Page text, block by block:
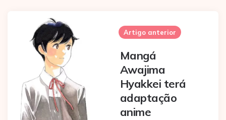
navigation
Artigo anterior
Mangá
Awajima
Hyakkei terá
adaptação
anime